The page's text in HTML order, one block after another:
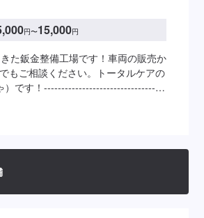
円〜15,000円
た鈑金整備工場です！車両の販売か
もご相談ください。トータルケアの
です！-----------------------------------
ご了承ください。【定休日・営業時